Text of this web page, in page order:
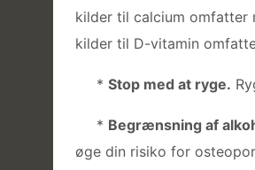
kilder til calcium omfatter
kilder til D-vitamin
* Stop med at ryge.
* Begrænsning af
øge din risiko for